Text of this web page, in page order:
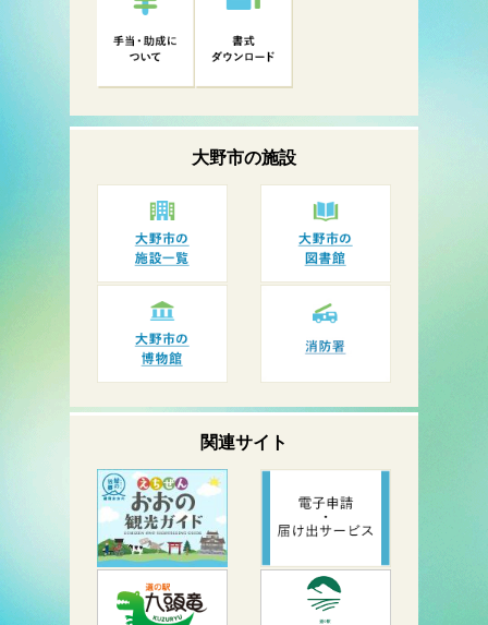
大野市の施設
関連サイト